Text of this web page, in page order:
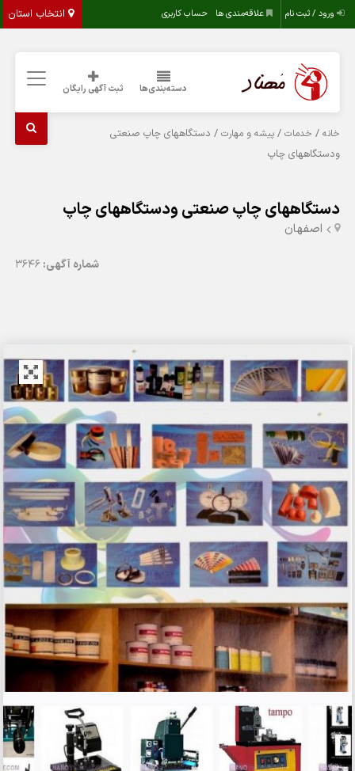
انتخاب استان ورود / ثبت نام علاقه‌مندی ها حساب کاربری
دسته‌بندی‌ها ثبت آگهی رایگان
خانه / خدمات /پیشه و مهارت / دستگاههای چاپ صنعتی
ودستگاههای چاپ
دستگاههای چاپ صنعتی ودستگاههای چاپ
اصفهان
شماره آگهی:3646